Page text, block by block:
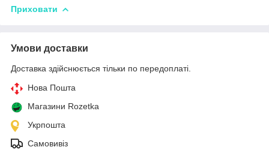
Приховати
Умови доставки
Доставка здійснюється тільки по передоплаті.
Нова Пошта
Магазини Rozetka
Укрпошта
Самовивіз